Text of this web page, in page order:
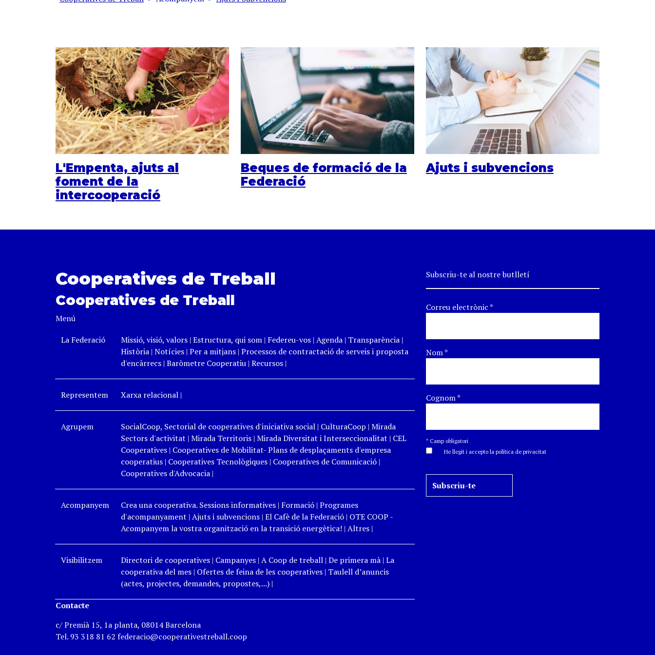
L'Empenta, ajuts al
foment de la
intercooperació
Beques de formació de la
Federació
Ajuts i subvencions
Cooperatives de Treball
Cooperatives de Treball
Menú
La Federació
Missió, visió, valors| Estructura, qui som| Federeu-vos| Agenda | Transparència|
Història| Notícies | Per a mitjans| Processos de contractació de serveis i proposta
d'encàrrecs| Baròmetre Cooperatiu| Recursos|
Representem Xarxa relacional|
Agrupem SocialCoop, Sectorial de cooperatives d'iniciativa social| CulturaCoop | Mirada
Sectors d'activitat | Mirada Territoris| Mirada Diversitat i Interseccionalitat | CEL
Cooperatives| Cooperatives de Mobilitat- Plans de desplaçaments d'empresa
cooperatius| Cooperatives Tecnològiques| Cooperatives de Comunicació|
Cooperatives d'Advocacia|
Acompanyem Crea una cooperativa. Sessions informatives| Formació| Programes
d'acompanyament | Ajuts i subvencions| El Cafè de la Federació| OTE COOP -
Acompanyem la vostra organització en la transició energètica! | Altres|
Visibilitzem Directori de cooperatives| Campanyes| A Coop de treball| De primera mà| La
cooperativa del mes| Ofertes de feina de les cooperatives| Taulell d’anuncis
(actes, projectes, demandes, propostes,...)|
Contacte
c/ Premià 15, 1a planta, 08014 Barcelona
Tel. 93 318 81 62 federacio@cooperativestreball.coop
Subscriu-te al nostre butlletí
Correu electrònic*
Nom*
Cognom*
* Camp obligatori
He llegit i accepto la política de privacitat